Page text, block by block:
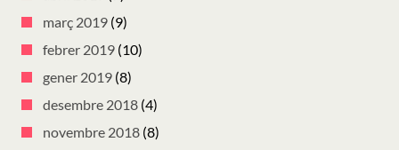
març 2019 (9)
febrer 2019 (10)
gener 2019 (8)
desembre 2018 (4)
novembre 2018 (8)